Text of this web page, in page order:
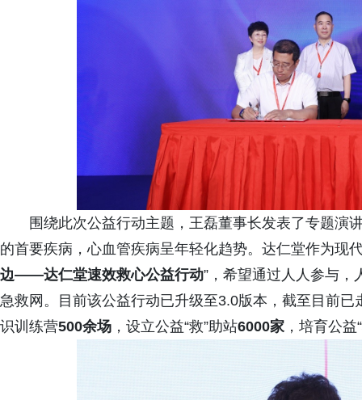
围绕此次公益行动主题，王磊董事长发表了专题演
的首要疾病，心血管疾病呈年轻化趋势。达仁堂作为现
边——达仁堂速效救心公益行动”，希望通过人人参与
急救网。目前该公益行动已升级至3.0版本，截至目前已
识训练营500余场 ，设立公益“救”助站6000家 ，培育公益